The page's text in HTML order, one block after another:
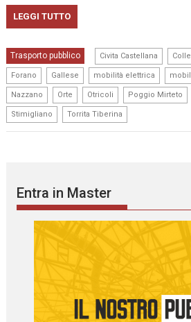
LEGGI TUTTO
Trasporto pubblico Civita Castellana
Forano Gallese mobilità elettrica
Nazzano Orte Otricoli Poggio Mirteto
Stimigliano Torrita Tiberina
Entra in Master